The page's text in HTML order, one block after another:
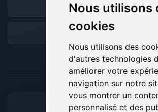
Nous utilisons
cookies
Nous utilisons des
d'autres technologies
améliorer votre
navigation sur notre
vous montrer un
personnalisé et des
Discord
Forum
MOYENS DE PAIEMENT